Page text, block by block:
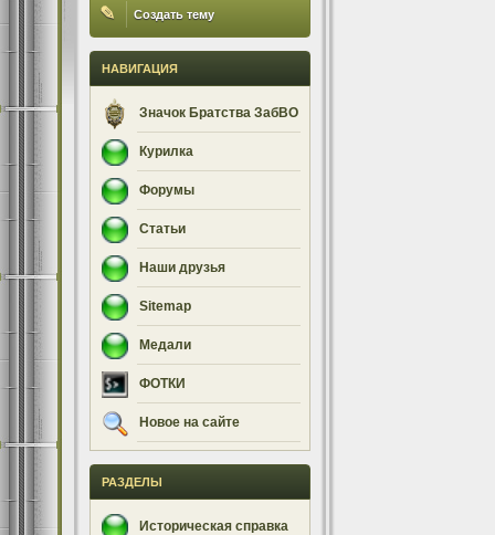
✎ Создать тему
НАВИГАЦИЯ
Значок Братства ЗабВО
Курилка
Форумы
Статьи
Наши друзья
Sitemap
Медали
ФОТКИ
Новое на сайте
РАЗДЕЛЫ
Историческая справка